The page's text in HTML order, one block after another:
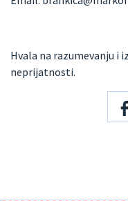
Hvala na razumevanju i
neprijatnosti.